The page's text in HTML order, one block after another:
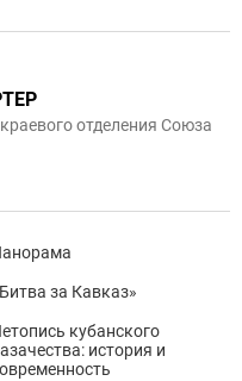
отделения Союза
за Кавказ»
кубанского
история и